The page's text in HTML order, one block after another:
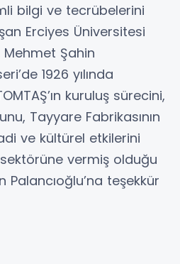
bilgi ve tecrübelerini
Erciyes Üniversitesi
Mehmet Şahin
1926 yılında
kuruluş sürecini,
Tayyare Fabrikasının
ve kültürel etkilerini
vermiş olduğu
teşekkür